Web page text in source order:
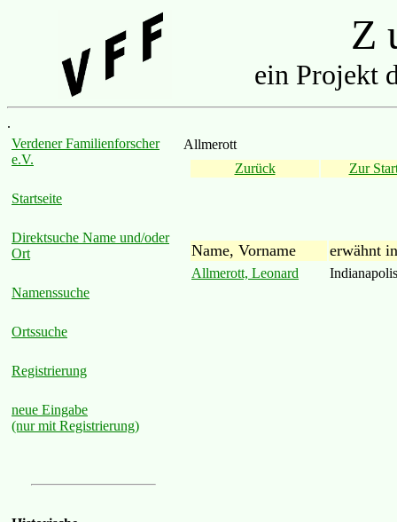
Z
ein Projekt
.
Verdener Familienforscher
e.V.
Startseite
Direktsuche Name und/oder
Ort
Namenssuche
Ortssuche
Registrierung
neue Eingabe
(nur mit Registrierung)
Allmerott
Zurück
Zur
Name, Vorname erwähnt in
Allmerott, Leonard